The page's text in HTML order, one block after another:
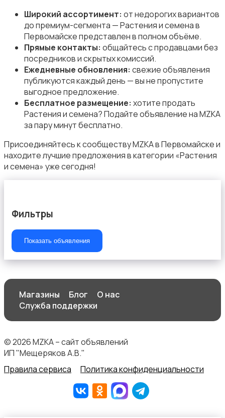
Сад и огород
Садовая мебель
Текстиль и ковры
Шкафы и комоды
Широкий ассортимент: от недорогих вариантов
до премиум-сегмента — Растения и семена в
Первомайске представлен в полном объёме.
Прямые контакты: общайтесь с продавцами без
посредников и скрытых комиссий.
Ежедневные обновления: свежие объявления
публикуются каждый день — вы не пропустите
выгодное предложение.
Бесплатное размещение: хотите продать
Растения и семена? Подайте объявление на MZKA
за пару минут бесплатно.
Присоединяйтесь к сообществу MZKA в Первомайске и
находите лучшие предложения в категории «Растения
и семена» уже сегодня!
Фильтры
Показать объявления
Магазины Блог
О нас
Служба поддержки
© 2026 MZKA – сайт объявлений
ИП "Мещеряков А.В."
Правила сервиса
Политика конфиденциальности